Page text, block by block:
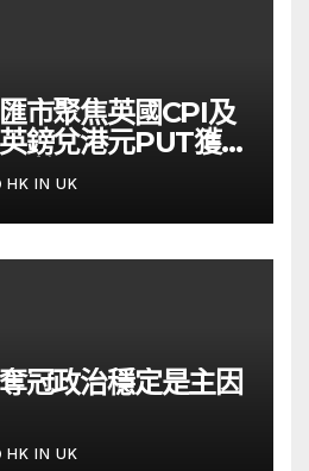
市聚焦英國CPI及
鎊兌港元PUT獲資
財經
HK IN UK
冠政治穩定是主因
HK IN UK